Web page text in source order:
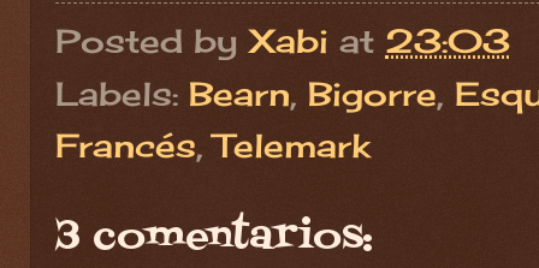
Posted byXabi at 23:03
Labels: Bearn, Bigorre,
Francés,Telemark
3 comentarios: